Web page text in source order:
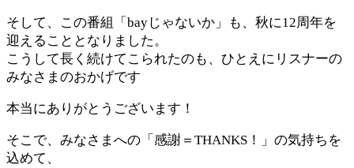
そして、この番組「bayじゃないか」も、秋に12周年を
迎えることとなりました。
こうして長く続けてこられたのも、ひとえにリスナーの
みなさまのおかげです
本当にありがとうございます！
そこで、みなさまへの「感謝＝THANKS！」の気持ちを
込めて、